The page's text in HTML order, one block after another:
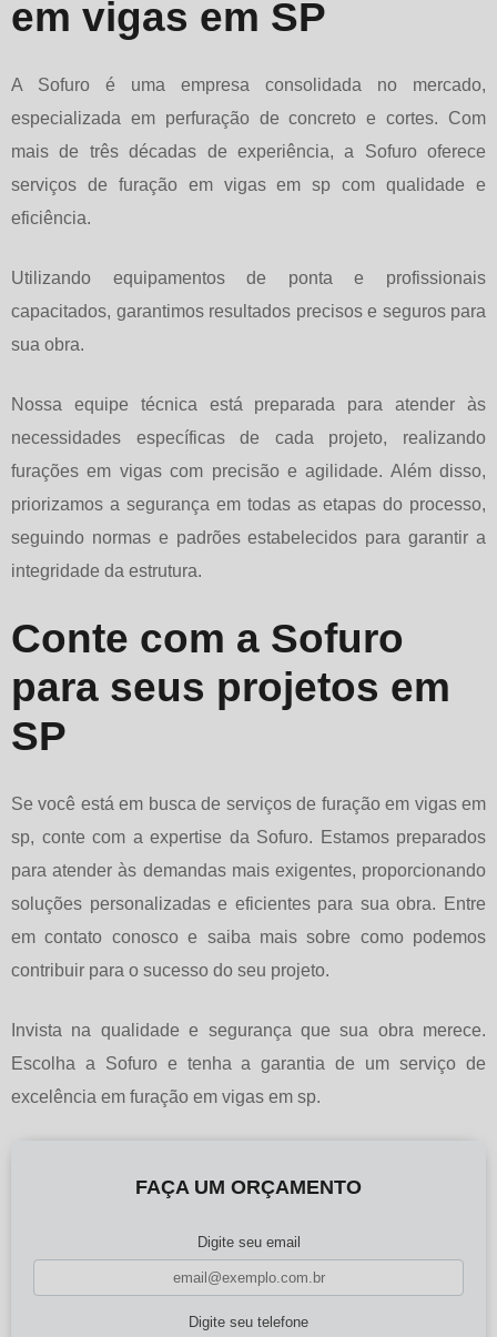
em vigas em SP
A Sofuro é uma empresa consolidada no mercado,
especializada em perfuração de concreto e cortes. Com
mais de três décadas de experiência, a Sofuro oferece
serviços de furação em vigas em sp com qualidade e
eficiência.
Utilizando equipamentos de ponta e profissionais
capacitados, garantimos resultados precisos e seguros para
sua obra.
Nossa equipe técnica está preparada para atender às
necessidades específicas de cada projeto, realizando
furações em vigas com precisão e agilidade. Além disso,
priorizamos a segurança em todas as etapas do processo,
seguindo normas e padrões estabelecidos para garantir a
integridade da estrutura.
Conte com a Sofuro
para seus projetos em
SP
Se você está em busca de serviços de furação em vigas em
sp, conte com a expertise da Sofuro. Estamos preparados
para atender às demandas mais exigentes, proporcionando
soluções personalizadas e eficientes para sua obra. Entre
em contato conosco e saiba mais sobre como podemos
contribuir para o sucesso do seu projeto.
Invista na qualidade e segurança que sua obra merece.
Escolha a Sofuro e tenha a garantia de um serviço de
excelência em furação em vigas em sp.
FAÇA UM ORÇAMENTO
Digite seu email
Digite seu telefone